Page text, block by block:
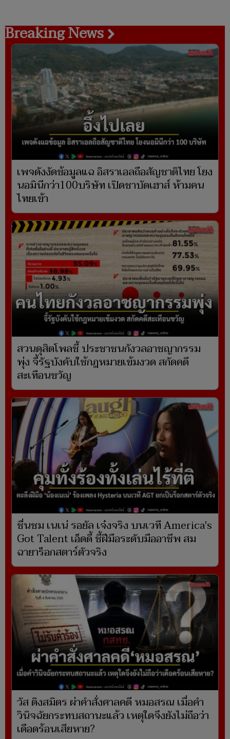
Breaking News
เพจดังงัดข้อมูลแฉ อิสราเอลถือสัญชาติไทย โยง
นอมินีกว่า100บริษัท เปิดชาบัดเฮาส์ ห้ามคน
ไทยเข้า
สวนดุสิตโพลชี้ ประชาชนกังวลอาชญากรรม
พุ่ง จี้รัฐบังคับใช้กฎหมายเข้มงวด สกัดคดี
สะเทือนขวัญ
ชื่นชม เนเน่ รอยัล เจ๋งจริง บนเวที America's
Got Talent เอ็ดดี้ ชี้ฝีมือระดับมืออาชีพ สม
ฉายาร็อกสตาร์ตัวจริง
วัส ติงสมิตร ผ่าคำสั่งศาลคดี หมอสรณ เมื่อคำ
วินิจฉัยกระทบสถานะแล้ว เหตุใดจึงยังไม่ถือว่า
เดือดร้อนเสียหาย?